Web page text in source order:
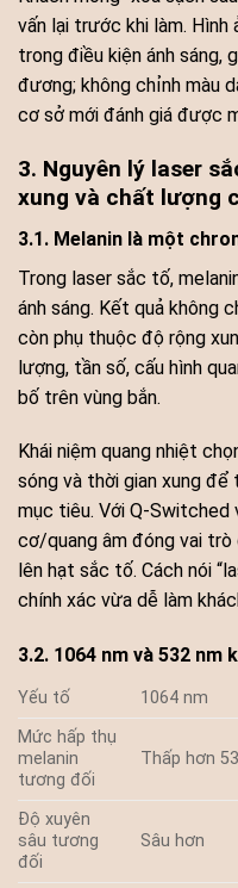
vấn lại trước khi làm.
trong điều kiện ánh sáng,
đương; không chỉnh màu
cơ sở mới đánh giá được
3. Nguyên lý laser
xung và chất lượng
3.1. Melanin là một
Trong laser sắc tố,
ánh sáng. Kết quả không
còn phụ thuộc độ rộng
lượng, tần số, cấu hình
bố trên vùng bắn.
Khái niệm quang nhiệt
sóng và thời gian xung
mục tiêu. Với Q-Switched
cơ/quang âm đóng vai trò
lên hạt sắc tố. Cách nói
chính xác vừa dễ làm
3.2. 1064 nm và 532 nm
Yếu tố 1064 nm
Mức hấp thụ
melanin
tương đối
Thấp hơn
Độ xuyên
sâu tương
đối
Sâu hơn